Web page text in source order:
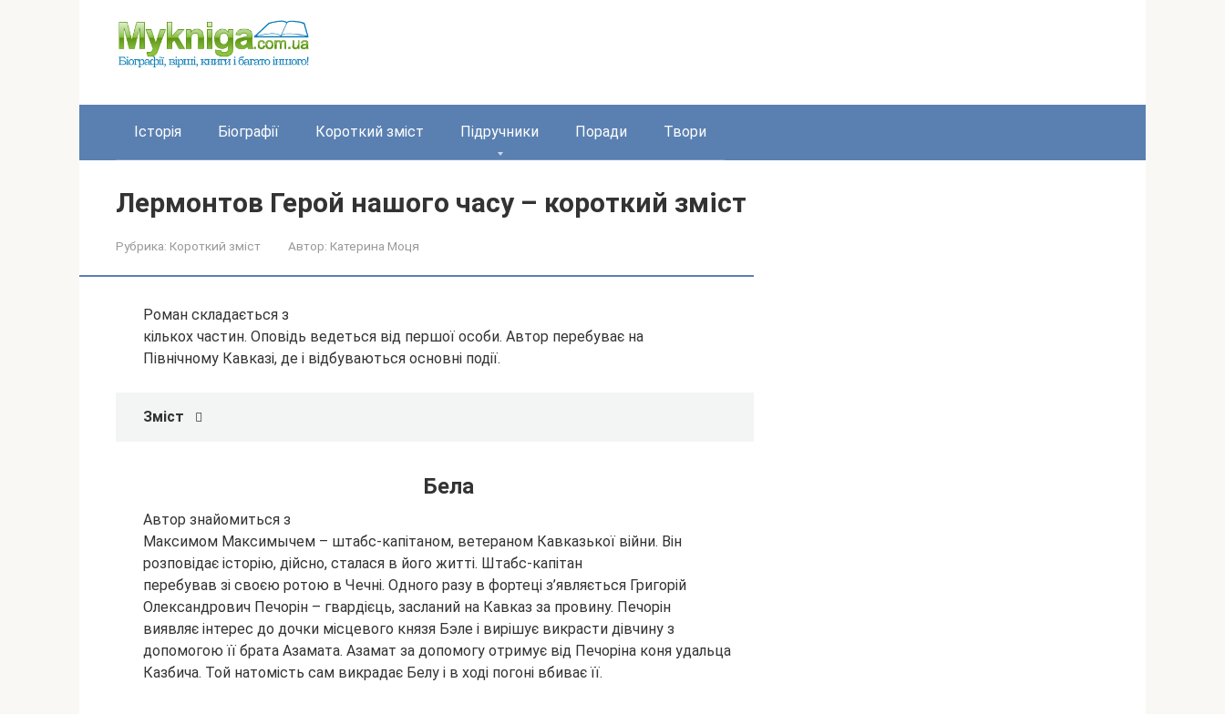
Історія Біографії Короткий зміст Підручники Поради Твори
Лермонтов Герой нашого часу – короткий зміст
Рубрика: Короткий зміст Автор: Катерина Моця
Роман складається з
кількох частин. Оповідь ведеться від першої особи. Автор перебуває на
Північному Кавказі, де і відбуваються основні події.
Зміст
Бела
Автор знайомиться з
Максимом Максимычем – штабс-капітаном, ветераном Кавказької війни. Він
розповідає історію, дійсно, сталася в його житті. Штабс-капітан
перебував зі своєю ротою в Чечні. Одного разу в фортеці з’являється Григорій
Олександрович Печорін – гвардієць, засланий на Кавказ за провину. Печорін
виявляє інтерес до дочки місцевого князя Бэле і вирішує викрасти дівчину з
допомогою її брата Азамата. Азамат за допомогу отримує від Печоріна коня удальца
Казбича. Той натомість сам викрадає Белу і в ході погоні вбиває її.